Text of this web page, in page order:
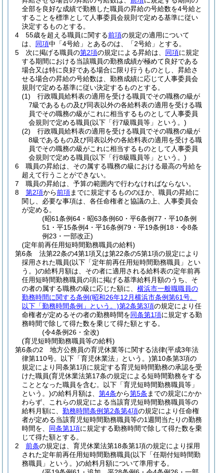
全部を良好な成績で勤務した職員の昇給の号給数を4号給と
することを標準として人事委員会規則で定める基準に従い
決定するものとする。
4
55歳を超える職員に関する前項の規定の適用について
は、 同項中「4号給」とあるのは、「2号給」とする。
5
次に掲げる職員の第2項の規定による昇給は、 同項に規定
する期間における当該職員の勤務成績が極めて良好である
場合又は特に良好である場合に限り行うものとし、昇給さ
せる場合の昇給の号給数は、勤務成績に応じて人事委員会
規則で定める基準に従い決定するものとする。
(1)
行政職員給料表の適用を受ける職員でその職務の級が
7級であるもの及び同表以外の各給料表の適用を受ける職
員でその職務の級がこれに相当するものとして人事委員
会規則で定める職員(以下「行7級職員等」という。)
(2)
行政職員給料表の適用を受ける職員でその職務の級が
8級であるもの及び同表以外の各給料表の適用を受ける職
員でその職務の級がこれに相当するものとして人事委員
会規則で定める職員(以下「行8級職員等」という。)
6
職員の昇給は、その属する職務の級における最高の号給を
超えて行うことができない。
7
職員の昇給は、予算の範囲内で行わなければならない。
8
第2項から前項までに規定するもののほか、職員の昇給に
関し、必要な事項は、各任命権者と協議の上、人事委員会
が定める。
(昭61条例64・昭63条例60・平6条例77・平10条例
51・平15条例4・平16条例79・平19条例18・令8条
例23・一部改正)
(定年前再任用短時間勤務職員の給料)
第6条
法第22条の4第1項又は第22条の5第1項の規定により
採用された職員(以下「定年前再任用短時間勤務職員」とい
う。)の給料月額は、その者に適用される給料表の定年前再
任用短時間勤務職員の項に掲げる基準給料月額のうち、そ
の者の属する職務の級に応じた額に、 横浜市一般職職員の
勤務時間に関する条例(昭和26年12月横浜市条例第61号。
以下「勤務時間条例」という。)第2条第3項の規定により任
命権者が定めるその者の勤務時間を同条第1項に規定する勤
務時間で除して得た数を乗じて得た額とする。
(令4条例26・全改)
(育児短時間勤務職員等の給料)
第6条の2
地方公務員の育児休業等に関する法律(平成3年法
律第110号。以下「育児休業法」という。)第10条第3項の
規定により同条第1項に規定する育児短時間勤務の承認を受
けた職員(育児休業法第17条の規定による短時間勤務をする
こととなった職員を含む。以下「育児短時間勤務職員等」
という。)の給料月額は、 第4条から第5条 までの規定にかか
わらず、これらの規定による当該育児短時間勤務職員等の
給料月額に、 勤務時間条例第2条第4項の規定により任命権
者が定める当該育児短時間勤務職員等の1週間当たりの勤務
時間を、 同条第1項に規定する勤務時間で除して得た数を乗
じて得た額とする。
2
前条の規定は、育児休業法第18条第1項の規定により採用
された定年前再任用短時間勤務職員(以下「任期付短時間勤
務職員」という。)の給料月額について準用する。